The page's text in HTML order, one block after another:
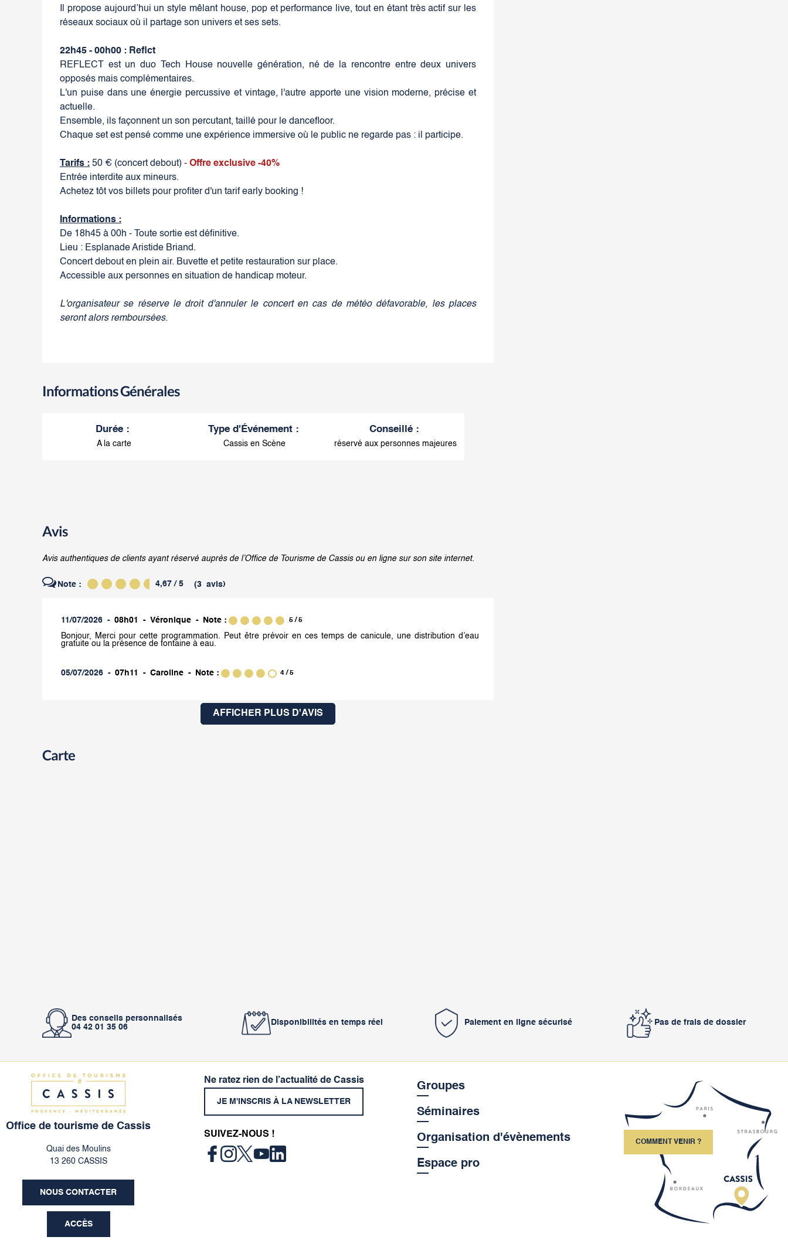
Il propose aujourd’hui un style mêlant house, pop et performance live, tout en étant très actif sur les
réseaux sociaux où il partage son univers et ses sets.
22h45 - 00h00 : Reflct
REFLECT est un duo Tech House nouvelle génération, né de la rencontre entre deux univers
opposés mais complémentaires.
L'un puise dans une énergie percussive et vintage, l'autre apporte une vision moderne, précise et
actuelle.
Ensemble, ils façonnent un son percutant, taillé pour le dancefloor.
Chaque set est pensé comme une expérience immersive où le public ne regarde pas : il participe.
Tarifs : 50 € (concert debout) - Offre exclusive -40%
Entrée interdite aux mineurs.
Achetez tôt vos billets pour profiter d'un tarif early booking !
Informations :
De 18h45 à 00h - Toute sortie est définitive.
Lieu : Esplanade Aristide Briand.
Concert debout en plein air. Buvette et petite restauration sur place.
Accessible aux personnes en situation de handicap moteur.
L'organisateur se réserve le droit d'annuler le concert en cas de météo défavorable, les places
seront alors remboursées.
Informations Générales
Durée :
A la carte
Type d'Événement :
Cassis en Scène
Conseillé :
réservé aux personnes majeures
Avis
Avis authentiques de clients ayant réservé auprès de l’Office de Tourisme de Cassis ou en ligne sur son site internet.
Note : 4,67 / 5 (3 avis)
11/07/2026 08h01 Véronique Note : 5 / 5
Bonjour, Merci pour cette programmation. Peut être prévoir en ces temps de canicule, une distribution d’eau
gratuite ou la présence de fontaine à eau.
05/07/2026 07h11 Caroline Note : 4 / 5
AFFICHER PLUS D'AVIS
Carte
Des conseils personnalisés
04 42 01 35 06
Disponibilités en temps réel Paiement en ligne sécurisé Pas de frais de dossier
Office de tourisme de Cassis
Quai des Moulins
13 260 CASSIS
NOUS CONTACTER
ACCÈS
Ne ratez rien de l’actualité de Cassis
JE M'INSCRIS À LA NEWSLETTER
SUIVEZ-NOUS !
Groupes
Séminaires
Organisation d'évènements
Espace pro
COMMENT VENIR ?